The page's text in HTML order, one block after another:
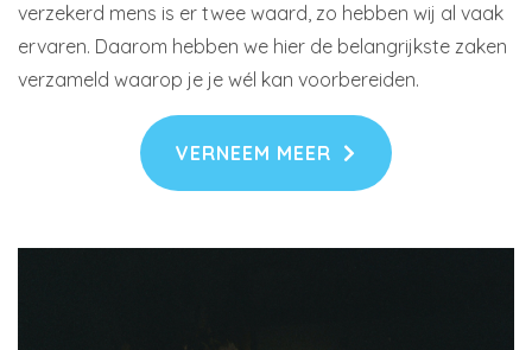
verzekerd mens is er twee waard, zo hebben wij al vaak
ervaren. Daarom hebben we hier de belangrijkste zaken
verzameld waarop je je wél kan voorbereiden.
VERNEEM MEER